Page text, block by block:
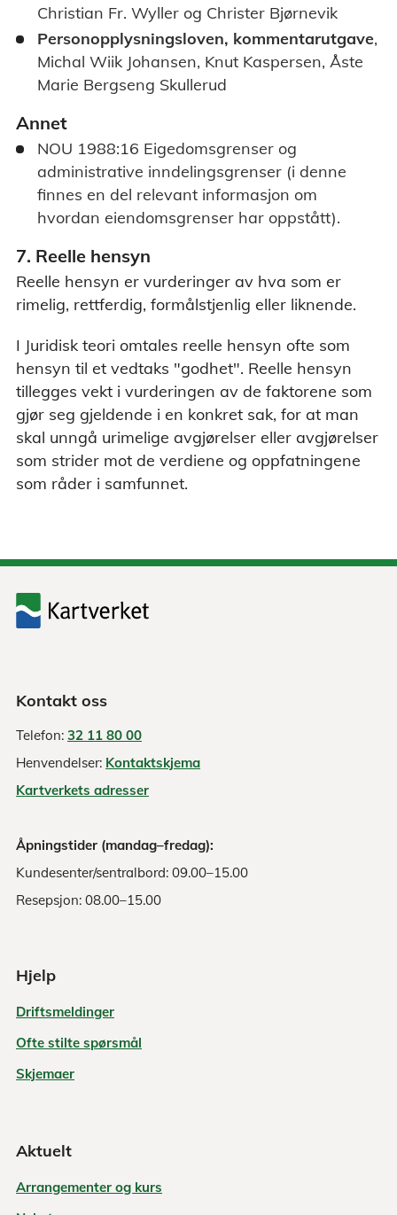
Christian Fr. Wyller og Christer Bjørnevik
Personopplysningsloven, kommentarutgave,
Michal Wiik Johansen, Knut Kaspersen, Åste
Marie Bergseng Skullerud
Annet
NOU 1988:16 Eigedomsgrenser og
administrative inndelingsgrenser (i denne
finnes en del relevant informasjon om
hvordan eiendomsgrenser har oppstått).
7. Reelle hensyn
Reelle hensyn er vurderinger av hva som er
rimelig, rettferdig, formålstjenlig eller liknende.
I Juridisk teori omtales reelle hensyn ofte som
hensyn til et vedtaks "godhet". Reelle hensyn
tillegges vekt i vurderingen av de faktorene som
gjør seg gjeldende i en konkret sak, for at man
skal unngå urimelige avgjørelser eller avgjørelser
som strider mot de verdiene og oppfatningene
som råder i samfunnet.
Kontakt oss
Telefon: 32 11 80 00
Henvendelser: Kontaktskjema
Kartverkets adresser
Åpningstider (mandag–fredag):
Kundesenter/sentralbord: 09.00–15.00
Resepsjon: 08.00–15.00
Hjelp
Driftsmeldinger
Ofte stilte spørsmål
Skjemaer
Aktuelt
Arrangementer og kurs